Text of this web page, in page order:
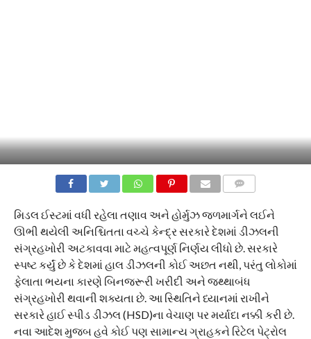
મિડલ ઈસ્ટમાં વધી રહેલા તણાવ અને હોર્મુઝ જળમાર્ગને લઈને
ઊભી થયેલી અનિશ્ચિતતા વચ્ચે કેન્દ્ર સરકારે દેશમાં ડીઝલની
સંગ્રહખોરી અટકાવવા માટે મહત્વપૂર્ણ નિર્ણય લીધો છે. સરકારે
સ્પષ્ટ કર્યું છે કે દેશમાં હાલ ડીઝલની કોઈ અછત નથી, પરંતુ લોકોમાં
ફેલાતા ભયના કારણે બિનજરૂરી ખરીદી અને જથ્થાબંધ
સંગ્રહખોરી થવાની શક્યતા છે. આ સ્થિતિને ધ્યાનમાં રાખીને
સરકારે હાઈ સ્પીડ ડીઝલ (HSD)ના વેચાણ પર મર્યાદા નક્કી કરી છે.
નવા આદેશ મુજબ હવે કોઈ પણ સામાન્ય ગ્રાહકને રિટેલ પેટ્રોલ